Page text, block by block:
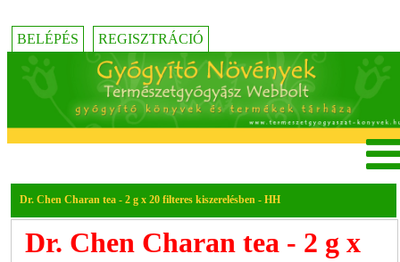
BELÉPÉS REGISZTRÁCIÓ
Dr. Chen Charan tea - 2 g x 20 filteres kiszerelésben - HH
Dr. Chen Charan tea - 2 g x